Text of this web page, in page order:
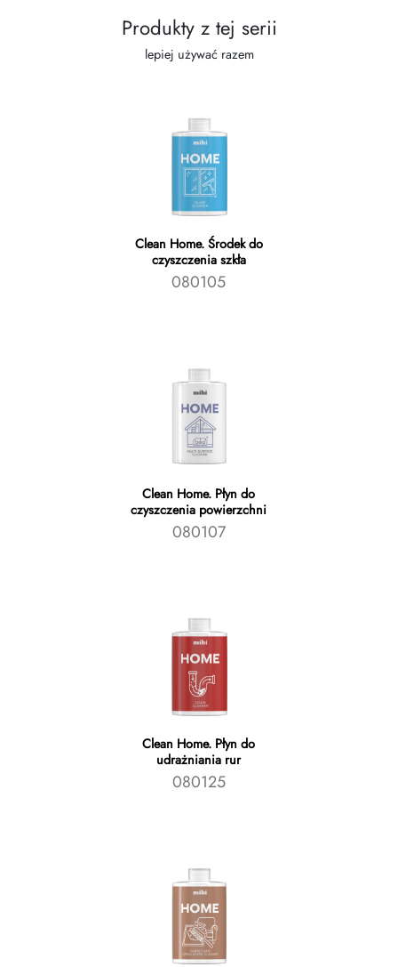
Produkty z tej serii
lepiej używać razem
Clean Home. Środek do
czyszczenia szkła
080105
Clean Home. Płyn do
czyszczenia powierzchni
080107
Clean Home. Płyn do
udrażniania rur
080125